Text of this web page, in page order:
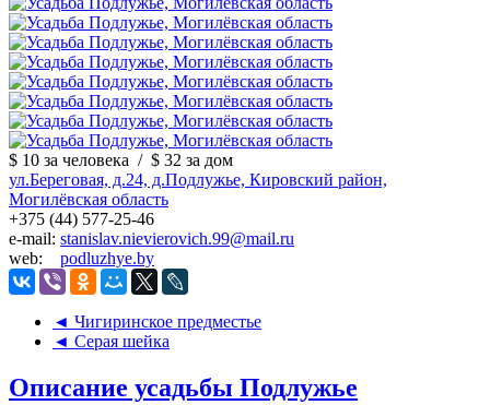
$ 10 за человека / $ 32 за дом
ул.Береговая, д.24, д.Подлужье, Кировский район,
Могилёвская область
+375 (44) 577-25-46
e-mail: stanislav.nievierovich.99@mail.ru
web: podluzhye.by
◄ Чигиринское предместье
◄ Серая шейка
Описание усадьбы Подлужье